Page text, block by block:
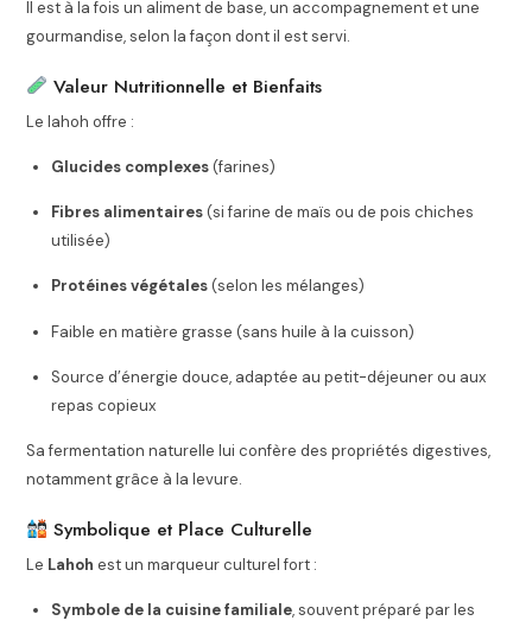
Il est à la fois un aliment de base, un accompagnement et une
gourmandise, selon la façon dont il est servi.
Valeur Nutritionnelle et Bienfaits
Le lahoh offre :
Glucides complexes(farines)
Fibres alimentaires(si farine de maïs ou de pois chiches
utilisée)
Protéines végétales(selon les mélanges)
Faible en matière grasse (sans huile à la cuisson)
Source d’énergie douce, adaptée au petit-déjeuner ou aux
repas copieux
Sa fermentation naturelle lui confère des propriétés digestives,
notamment grâce à la levure.
Symbolique et Place Culturelle
Le Lahoh est un marqueur culturel fort :
Symbole de la cuisine familiale, souvent préparé par les